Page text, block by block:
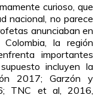
curioso, que
nacional, no parece
anunciaban en
la región
importantes
incluyen la
2017; Garzón y
TNC et al, 2016,